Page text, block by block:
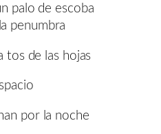
palo de escoba
penumbra
tos de las hojas
por la noche